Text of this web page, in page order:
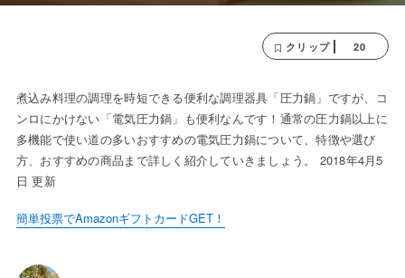
クリップ 20
煮込み料理の調理を時短できる便利な調理器具「圧力鍋」ですが、コ
ンロにかけない「電気圧力鍋」も便利なんです！通常の圧力鍋以上に
多機能で使い道の多いおすすめの電気圧力鍋について、特徴や選び
方、おすすめの商品まで詳しく紹介していきましょう。 2018年4月5
日 更新
簡単投票でAmazonギフトカードGET！